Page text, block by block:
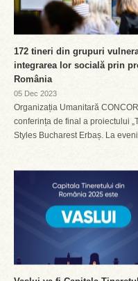
172 tineri din grupuri
integrarea lor socială prin
România
05 Dec 2023
Organizația Umanitară
conferința de final a proiectului
Styles Bucharest Erbaș. La